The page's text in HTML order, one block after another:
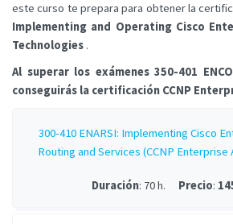
este curso te prepara para obtener la
Implementing and Operating Cisco
Technologies .
Al superar los exámenes 350-401
conseguirás la certificación CCNP
300-410 ENARSI: Implementing Cisco
Routing and Services (CCNP Enterprise
Duración: 70 h. Precio: